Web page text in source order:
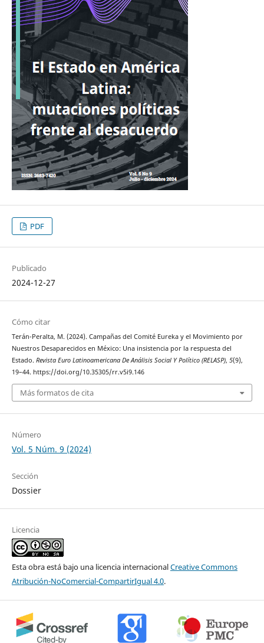
PDF
Publicado
2024-12-27
Cómo citar
Terán-Peralta, M. (2024). Campañas del Comité Eureka y el Movimiento por
Nuestros Desaparecidos en México: Una insistencia por la respuesta del
Estado. Revista Euro Latinoamericana De Análisis Social Y Político (RELASP), 5(9),
19–44. https://doi.org/10.35305/rr.v5i9.146
Más formatos de cita
Número
Vol. 5 Núm. 9 (2024)
Sección
Dossier
Licencia
Esta obra está bajo una licencia internacionalCreative Commons
Atribución-NoComercial-CompartirIgual 4.0.